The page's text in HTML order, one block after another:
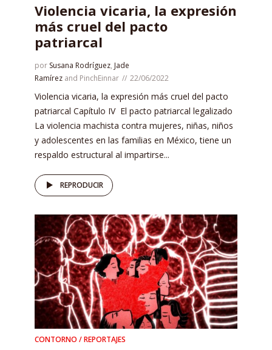
Violencia vicaria, la expresión
más cruel del pacto
patriarcal
por Susana Rodríguez, Jade
Ramírez and PinchEinnar 22/06/2022
Violencia vicaria, la expresión más cruel del pacto
patriarcal Capítulo IV El pacto patriarcal legalizado
La violencia machista contra mujeres, niñas, niños
y adolescentes en las familias en México, tiene un
respaldo estructural al impartirse...
REPRODUCIR
CONTORNO / REPORTAJES